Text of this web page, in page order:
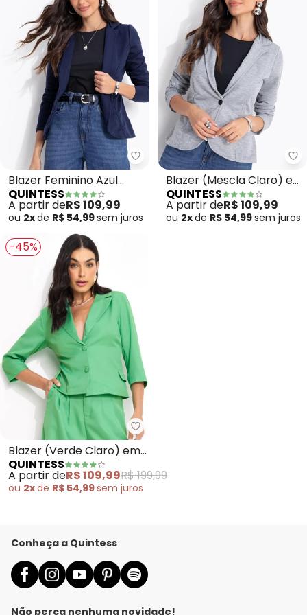
Quintess - Blazer Feminino
Blazer Feminino Azul
Marinho em Moletinho
com Botão Único
QUINTESS
A partir deR$ 109,99
ou 2xde R$ 54,99sem juros
Blazer (Mescla Claro) em
Moletinho
QUINTESS
A partir deR$ 109,99
ou 2xde R$ 54,99sem juros
-45%
Quintess - Blazer (Verde
Blazer (Verde Claro) em
Alfaiataria
QUINTESS
A partir deR$ 109,99R$ 199,99
ou 2xde R$ 54,99sem juros
Conheça a Quintess
Não perca nenhuma novidade!